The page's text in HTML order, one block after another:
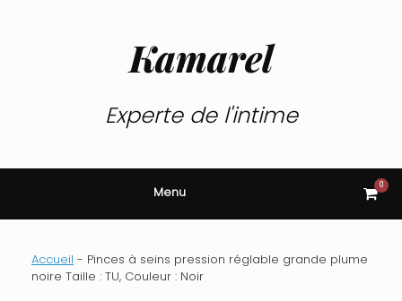
Kamarel
Experte de l'intime
Menu View
cart
0
Accueil - Pinces à seins pression réglable grande plume
noire Taille : TU, Couleur : Noir